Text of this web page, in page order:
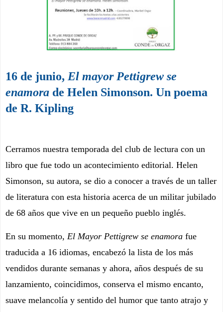
16 de junio, El mayor Pettigrew se
enamora de Helen Simonson. Un poema
de R. Kipling
Cerramos nuestra temporada del club de lectura con un
libro que fue todo un acontecimiento editorial. Helen
Simonson, su autora, se dio a conocer a través de un taller
de literatura con esta historia acerca de un militar jubilado
de 68 años que vive en un pequeño pueblo inglés.
En su momento, El Mayor Pettigrew se enamora fue
traducida a 16 idiomas, encabezó la lista de los más
vendidos durante semanas y ahora, años después de su
lanzamiento, coincidimos, conserva el mismo encanto,
suave melancolía y sentido del humor que tanto atrajo y